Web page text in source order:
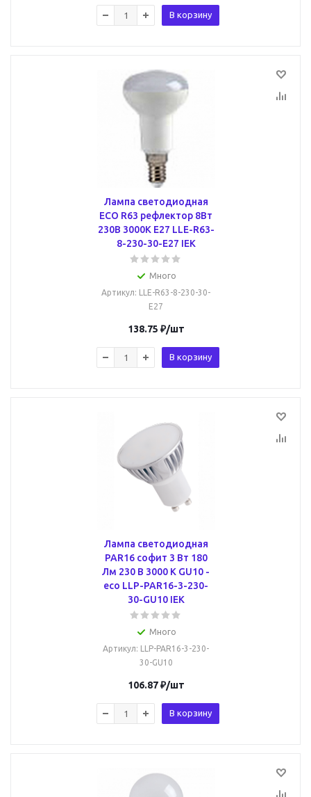
В корзину
Лампа светодиодная
ECO R63 рефлектор 8Вт
230В 3000К E27 LLE-R63-
8-230-30-E27 IEK
Много
Артикул: LLE-R63-8-230-30-
E27
138.75 ₽/шт
В корзину
Лампа светодиодная
PAR16 софит 3 Вт 180
Лм 230 В 3000 К GU10 -
eco LLP-PAR16-3-230-
30-GU10 IEK
Много
Артикул: LLP-PAR16-3-230-
30-GU10
106.87₽/шт
В корзину